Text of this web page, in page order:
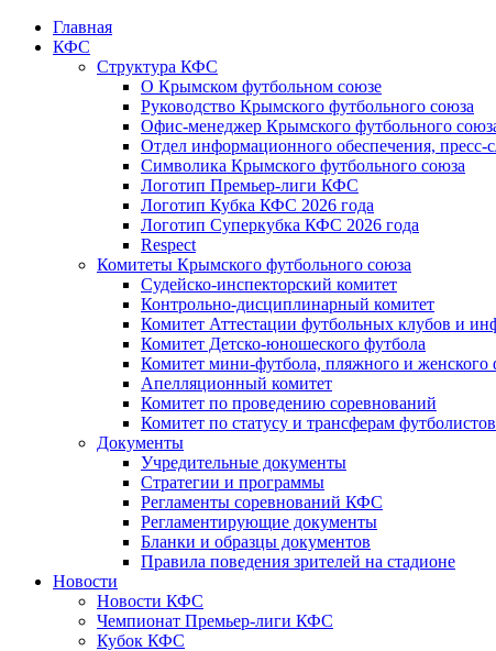
Главная
КФС
Структура КФС
О Крымском футбольном союзе
Руководство Крымского футбольного союза
Офис-менеджер Крымского футбольного
Отдел информационного обеспечения, пресс-
Символика Крымского футбольного союза
Логотип Премьер-лиги КФС
Логотип Кубка КФС 2026 года
Логотип Суперкубка КФС 2026 года
Respect
Комитеты Крымского футбольного союза
Судейско-инспекторский комитет
Контрольно-дисциплинарный комитет
Комитет Аттестации футбольных клубов и
Комитет Детско-юношеского футбола
Комитет мини-футбола, пляжного и женского
Апелляционный комитет
Комитет по проведению соревнований
Комитет по статусу и трансферам футболистов
Документы
Учредительные документы
Стратегии и программы
Регламенты соревнований КФС
Регламентирующие документы
Бланки и образцы документов
Правила поведения зрителей на стадионе
Новости
Новости КФС
Чемпионат Премьер-лиги КФС
Кубок КФС